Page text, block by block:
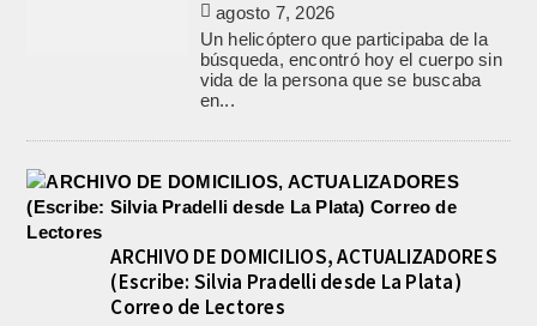
agosto 7, 2026
Un helicóptero que participaba de la
búsqueda, encontró hoy el cuerpo sin
vida de la persona que se buscaba
en...
ARCHIVO DE DOMICILIOS, ACTUALIZADORES
(Escribe: Silvia Pradelli desde La Plata)
Correo de Lectores